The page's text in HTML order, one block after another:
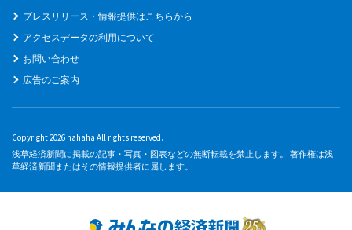
プレスリリース・情報提供はこちらから
アクセスデータの利用について
お問い合わせ
広告のご案内
Copyright 2026 hahaha All rights reserved.
浅草経済新聞に掲載の記事・写真・図表などの無断転載を禁止します。 著作権は浅
草経済新聞またはその情報提供者に属します。